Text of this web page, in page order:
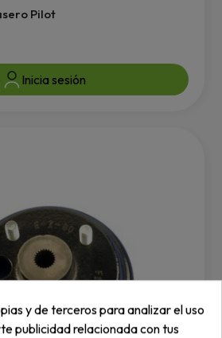
Pilot
Inicia sesión
y de terceros para analizar el uso
publicidad relacionada con tus